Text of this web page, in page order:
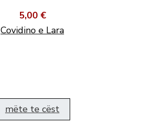
5,00 €
Covidino e Lara
mëte te cëst